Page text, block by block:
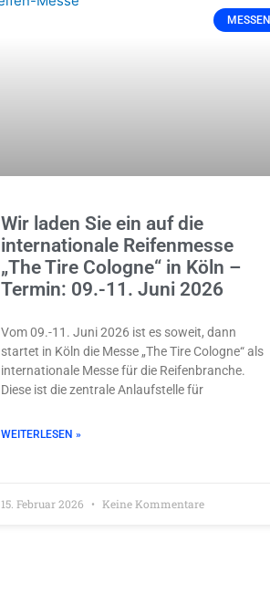
MESSEN
Wir laden Sie ein auf die
internationale Reifenmesse
„The Tire Cologne“ in Köln –
Termin: 09.-11. Juni 2026
Vom 09.-11. Juni 2026 ist es soweit, dann
startet in Köln die Messe „The Tire Cologne“ als
internationale Messe für die Reifenbranche.
Diese ist die zentrale Anlaufstelle für
WEITERLESEN »
15. Februar 2026 Keine Kommentare